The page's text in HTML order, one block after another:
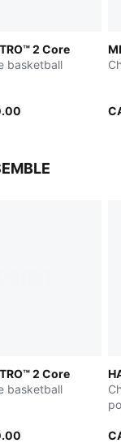
stabilité
2 Core
basketball
2 Core
basketball